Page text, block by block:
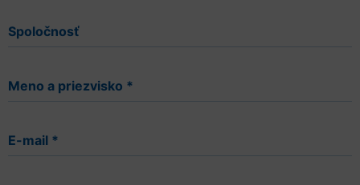
Spoločnosť
Meno a priezvisko *
E-mail *